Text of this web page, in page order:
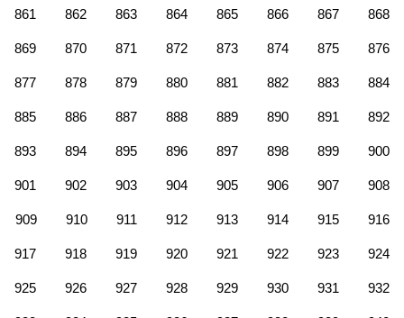
861 862 863 864 865 866 867 868
869 870 871 872 873 874 875 876
877 878 879 880 881 882 883 884
885 886 887 888 889 890 891 892
893 894 895 896 897 898 899 900
901 902 903 904 905 906 907 908
909 910 911 912 913 914 915 916
917 918 919 920 921 922 923 924
925 926 927 928 929 930 931 932